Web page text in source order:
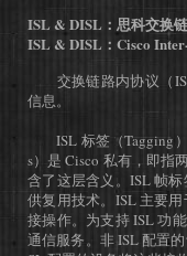
ISL & DISL：思科交换
ISL & DISL：Cisco
交换链路内协议（
信息。
ISL 标签（Tagging）
s）是 Cisco 私有，即指
含了这层含义。ISL 帧
供复用技术。ISL 主要
接操作。为支持 ISL 功
通信服务。非 ISL 配置